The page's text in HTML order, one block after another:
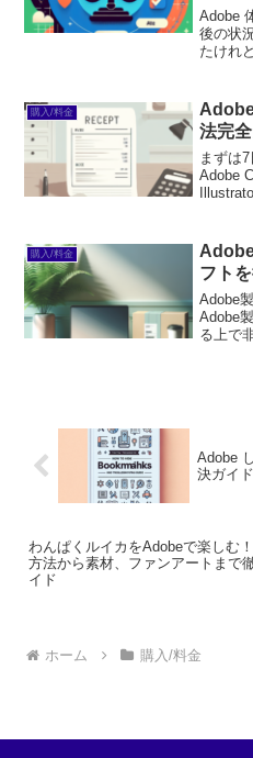
Adobe
後の状
たけれ
トウェ
選択肢
購入/料金
法完
まずは
Adobe
→※...
購入/料金
フト
Adobe
Adobe
る上で
Adobe
決ガイド
わんぱくルイカをAdobeで楽しむ
方法から素材、ファンアートまで
イド
ホーム 購入/料金